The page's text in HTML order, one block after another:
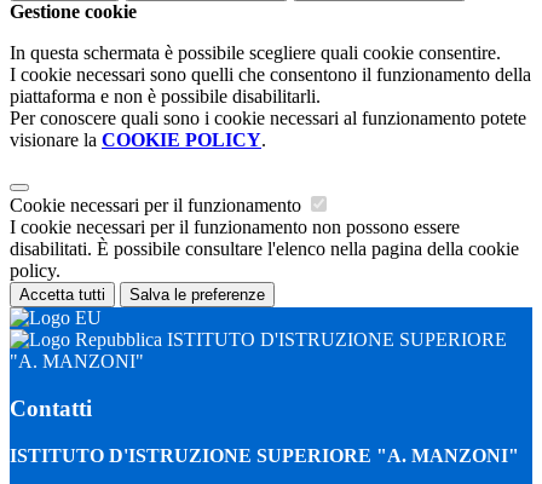
Gestione cookie
In questa schermata è possibile scegliere quali cookie consentire.
I cookie necessari sono quelli che consentono il funzionamento della
piattaforma e non è possibile disabilitarli.
Per conoscere quali sono i cookie necessari al funzionamento potete
visionare la COOKIE POLICY.
Cookie necessari per il funzionamento
I cookie necessari per il funzionamento non possono essere
disabilitati. È possibile consultare l'elenco nella pagina della cookie
policy.
Accetta tutti Salva le preferenze
ISTITUTO D'ISTRUZIONE SUPERIORE
"A. MANZONI"
Contatti
ISTITUTO D'ISTRUZIONE SUPERIORE "A. MANZONI"